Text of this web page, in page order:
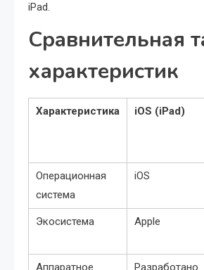
iPad.
Сравнительная
характеристик
Характеристика iOS (iPad)
Операционная
система
iOS
Экосистема Apple
Аппаратное Разработано